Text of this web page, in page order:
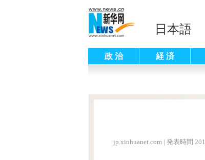
日本語
政 治 経 済
jp.xinhuanet.com | 発表時間